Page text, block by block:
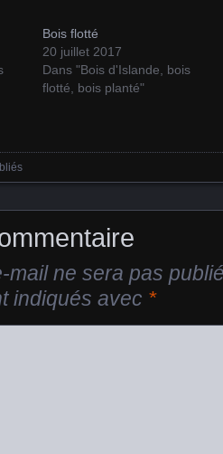
Bois flotté
20 juillet 2017
Dans "Bois d'Islande, bois
flotté, bois planté"
mail ne sera pas
indiqués avec *